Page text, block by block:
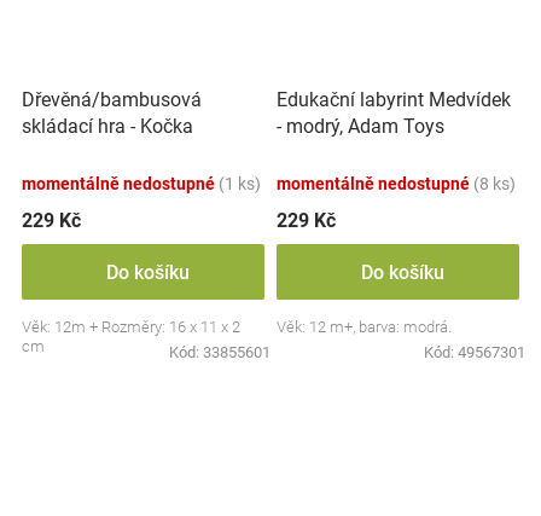
Dřevěná/bambusová
skládací hra - Kočka
momentálně nedostupné (1 ks)
229 Kč
Do košíku
Věk: 12m + Rozměry: 16 x 11 x 2
cm
Kód: 33855601
Edukační labyrint Medvídek
- modrý, Adam Toys
momentálně nedostupné (8 ks)
229 Kč
Do košíku
Věk: 12 m+, barva: modrá.
Kód: 49567301